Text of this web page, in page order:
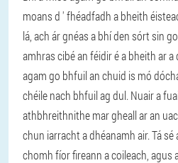
moans d ' fhéadfadh a bheith
lá, ach ár gnéas a bhí den sórt sin
amhras cibé an féidir é a bheith ar
agam go bhfuil an chuid is mó
chéile nach bhfuil ag dul. Nuair a
athbhreithnithe mar gheall ar an
chun iarracht a dhéanamh air. Tá
chomh fíor fireann a coileach, agus